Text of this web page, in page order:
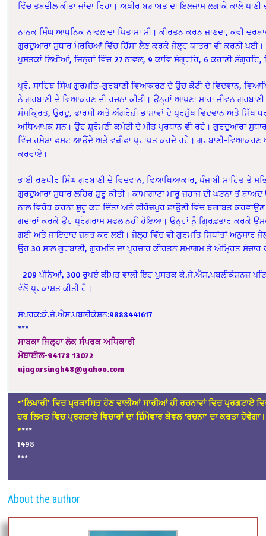
ਵਿੱਚ ਤਬਦੀਲ ਕੀਤਾ ਜਾਂਦਾ ਰਿਹਾ। ਅਖ਼ੀਰ ਬਗ਼ਾਬਤ ਦਾ ਇਲਜ਼ਾਮ ਲਗਾਕੇ ਕਾਲੇ
ਨਾਨਕ ਸਿੰਘ ਆਧੁਨਿਕ ਨਾਵਲ ਦਾ ਪਿਤਾਮਾ ਸੀ। ਕੀਰਤਨ ਕਰਨ ਜਾਣਦਾ, ਕਵੀ
ਗੁਰਦੁਆਰਾ ਸੁਧਾਰ ਮੋਰਚਿਆਂ ਵਿੱਚ ਹਿੱਸਾ ਲੈਣ ਕਰਕੇ ਜੇਲ੍ਹ ਯਾਤਰਾ ਵੀ ਕਰਨੀ ਪਈ।
ਪੁਸਤਕਾਂ ਲਿਖੀਆਂ, ਜਿਨ੍ਹਾਂ ਵਿੱਚ 27 ਨਾਵਲ, 9 ਕਾਵਿ ਸੰਗ੍ਰਹਿ, 6 ਕਹਾਣੀ
ਪ੍ਰੋ. ਸਾਹਿਬ ਸਿੰਘ ਗੁਰਮਤਿ-ਗੁਰਬਾਣੀ ਵਿਆਕਰਣ ਦੇ ਉਚ ਕੋਟੀ ਦੇ ਵਿਦਵਾਨ,
ਨੇ ਗੁਰਬਾਣੀ ਦੇ ਵਿਆਕਰਣ ਦੀ ਰਚਨਾ ਕੀਤੀ। ਉਨ੍ਹਾਂ ਆਪਣਾ ਸਾਰਾ ਜੀਵਨ
ਸੰਸਕ੍ਰਿਤ, ਉਰਦੂ, ਫਾਰਸੀ ਅਤੇ ਅੰਗਰੇਜ਼ੀ ਭਾਸ਼ਾਵਾਂ ਦੇ ਪ੍ਰਮੁੱਖ ਵਿਦਵਾਨ ਅਤੇ ਸਿੱਖ
ਅਧਿਆਪਕ ਸਨ। ਉਹ ਸ਼੍ਰੋਮਣੀ ਕਮੇਟੀ ਦੇ ਮੀਤ ਪ੍ਰਧਾਨ ਵੀ ਰਹੇ। ਗੁਰਦੁਆਰਾ ਸੁਧਾਰ
ਵਿੱਚ ਹਮੇਸ਼ਾ ਫਸਟ ਆਉਂਦੇ ਅਤੇ ਵਜ਼ੀਫਾ ਪ੍ਰਾਪਤ ਕਰਦੇ ਰਹੇ। ਗੁਰਬਾਣੀ-ਵਿਆਕਰਣ
ਕਰਵਾਏ।
ਭਾਈ ਰਣਧੀਰ ਸਿੰਘ ਗੁਰਬਾਣੀ ਦੇ ਵਿਦਵਾਨ, ਵਿਆਖਿਆਕਾਰ, ਪੰਜਾਬੀ ਸਾਹਿਤ ਤੇ
ਗੁਰਦੁਆਰਾ ਸੁਧਾਰ ਲਹਿਰ ਸ਼ੁਰੂ ਕੀਤੀ। ਕਾਮਾਗਾਟਾ ਮਾਰੂ ਜ਼ਹਾਜ ਦੀ ਘਟਨਾ ਤੋਂ
ਨਾਲ ਵਿਰੋਧ ਕਰਨਾ ਸ਼ੁਰੂ ਕਰ ਦਿੱਤਾ ਅਤੇ ਫੀਰੋਜ਼ਪੁਰ ਛਾਉਣੀ ਵਿੱਚ ਬਗ਼ਾਬਤ
ਗਦਾਰਾਂ ਕਰਕੇ ਉਹ ਪ੍ਰੋਗਰਾਮ ਸਫਲ ਨਹੀਂ ਹੋਇਆ। ਉਨ੍ਹਾਂ ਨੂੰ ਗ੍ਰਿਫ਼ਤਾਰ ਕਰਕੇ
ਗਈ ਅਤੇ ਜਾਇਦਾਦ ਜ਼ਬਤ ਕਰ ਲਈ। ਜੇਲ੍ਹ ਵਿੱਚ ਵੀ ਗੁਰਮਤਿ ਸਿਧਾਂਤਾਂ ਅਨੁਸਾਰ
ਉੁਹ 30 ਸਾਲ ਗੁਰਬਾਣੀ, ਗੁਰਮਤਿ ਦਾ ਪ੍ਰਚਾਰ ਕੀਰਤਨ ਸਮਾਗਮ ਤੇ ਅੰਮ੍ਰਿਤ ਸੰਚਾਰ
209 ਪੰਨਿਆਂ, 300 ਰੁਪਏ ਕੀਮਤ ਵਾਲੀ ਇਹ ਪੁਸਤਕ ਕੇ.ਜੇ.ਐਸ.ਪਬਲੀਕੇਸ਼ਨਜ਼
ਵੱਲੋਂ ਪ੍ਰਕਾਸ਼ਤ ਕੀਤੀ ਹੈ।
ਸੰਪਰਕ:ਕੇ.ਜੇ.ਐਸ.ਪਬਲੀਕੇਸ਼ਨ:9888441617
***
ਸਾਬਕਾ ਜਿਲ੍ਹਾ ਲੋਕ ਸੰਪਰਕ ਅਧਿਕਾਰੀ
ਮੋਬਾਈਲ-94178 13072
ujagarsingh48@yahoo.com
*’ਲਿਖਾਰੀ’ ਵਿਚ ਪ੍ਰਕਾਸ਼ਿਤ ਹੋਣ ਵਾਲੀਆਂ ਸਾਰੀਆਂ ਹੀ ਰਚਨਾਵਾਂ ਵਿਚ ਪ੍ਰਗਟਾਏ
ਹਰ ਲਿਖਤ ਵਿਚ ਪ੍ਰਗਟਾਏ ਵਿਚਾਰਾਂ ਦਾ ਜ਼ਿੰਮੇਵਾਰ ਕੇਵਲ ‘ਰਚਨਾ’ ਦਾ ਕਰਤਾ ਹੋਵੇਗਾ।
****
1498
***
About the author